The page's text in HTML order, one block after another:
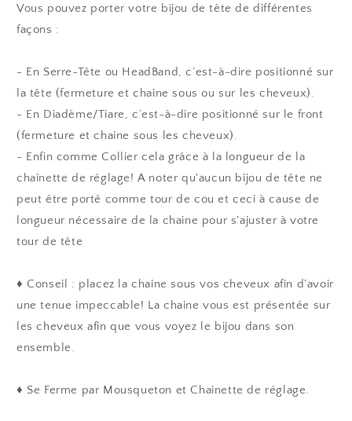
Vous pouvez porter votre bijou de tête de différentes
façons :
- En Serre-Tête ou HeadBand, c’est-à-dire positionné sur
la tête (fermeture et chaine sous ou sur les cheveux).
- En Diadème/Tiare, c’est-à-dire positionné sur le front
(fermeture et chaine sous les cheveux).
- Enfin comme Collier cela grâce à la longueur de la
chaînette de réglage! A noter qu'aucun bijou de tête ne
peut être porté comme tour de cou et ceci à cause de
longueur nécessaire de la chaine pour s'ajuster à votre
tour de tête
♦ Conseil : placez la chaine sous vos cheveux afin d'avoir
une tenue impeccable! La chaine vous est présentée sur
les cheveux afin que vous voyez le bijou dans son
ensemble.
♦ Se Ferme par Mousqueton et Chainette de réglage.